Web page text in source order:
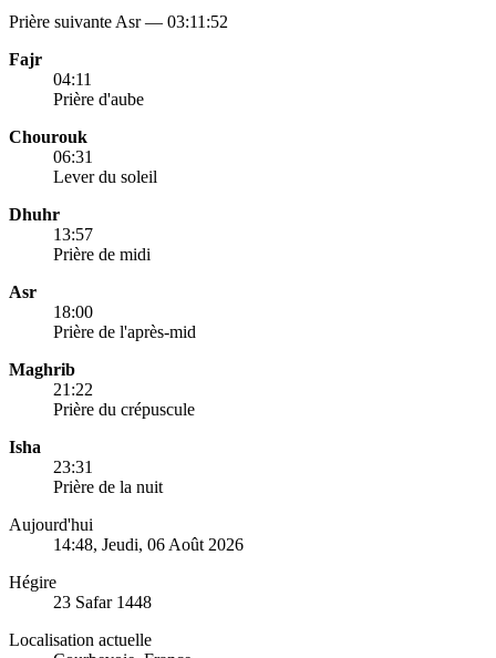
Prière suivante Asr — 03:11:52
Fajr
04:11
Prière d'aube
Chourouk
06:31
Lever du soleil
Dhuhr
13:57
Prière de midi
Asr
18:00
Prière de l'après-mid
Maghrib
21:22
Prière du crépuscule
Isha
23:31
Prière de la nuit
Aujourd'hui
14:48, Jeudi, 06 Août 2026
Hégire
23 Safar 1448
Localisation actuelle